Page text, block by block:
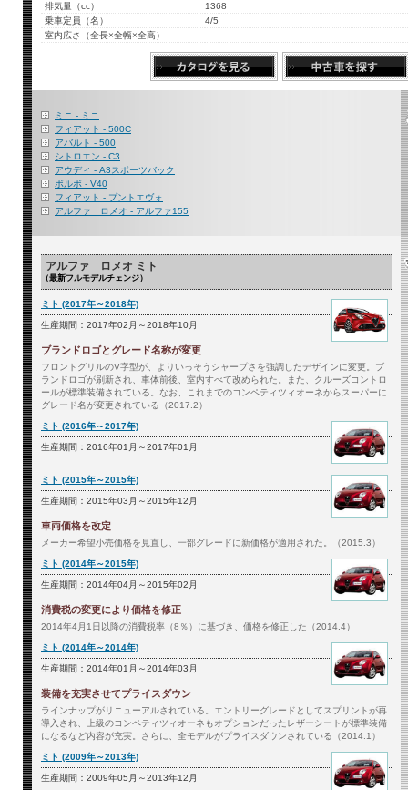
排気量（cc）
1368
乗車定員（名）
4/5
室内広さ（全長×全幅×全高）
-
ミニ - ミニ
フィアット - 500C
アバルト - 500
シトロエン - C3
アウディ - A3スポーツバック
ボルボ - V40
フィアット - プントエヴォ
アルファ ロメオ - アルファ155
アルファ ロメオ ミト
（最新フルモデルチェンジ）
ミト (2017年～2018年)
生産期間：2017年02月～2018年10月
ブランドロゴとグレード名称が変更
フロントグリルのV字型が、よりいっそうシャープさを強調したデザインに変更。ブ
ランドロゴが刷新され、車体前後、室内すべて改められた。また、クルーズコントロ
ールが標準装備されている。なお、これまでのコンペティツィオーネからスーパーに
グレード名が変更されている（2017.2）
ミト (2016年～2017年)
生産期間：2016年01月～2017年01月
ミト (2015年～2015年)
生産期間：2015年03月～2015年12月
車両価格を改定
メーカー希望小売価格を見直し、一部グレードに新価格が適用された。（2015.3）
ミト (2014年～2015年)
生産期間：2014年04月～2015年02月
消費税の変更により価格を修正
2014年4月1日以降の消費税率（8％）に基づき、価格を修正した（2014.4）
ミト (2014年～2014年)
生産期間：2014年01月～2014年03月
装備を充実させてプライスダウン
ラインナップがリニューアルされている。エントリーグレードとしてスプリントが再
導入され、上級のコンペティツィオーネもオプションだったレザーシートが標準装備
になるなど内容が充実。さらに、全モデルがプライスダウンされている（2014.1）
ミト (2009年～2013年)
生産期間：2009年05月～2013年12月